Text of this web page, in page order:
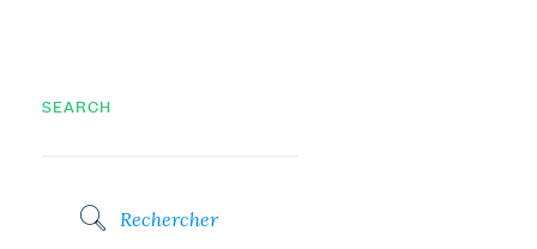
SEARCH